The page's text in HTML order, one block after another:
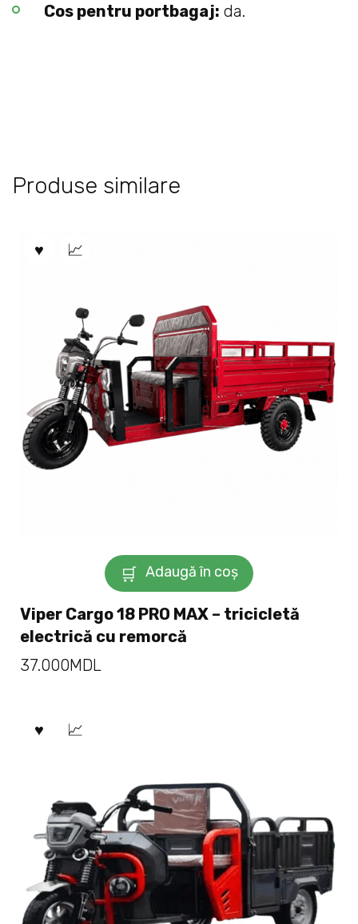
Cos pentru portbagaj: da.
Produse similare
Adaugă în coș
Viper Cargo 18 PRO MAX – tricicletă
electrică cu remorcă
37.000MDL